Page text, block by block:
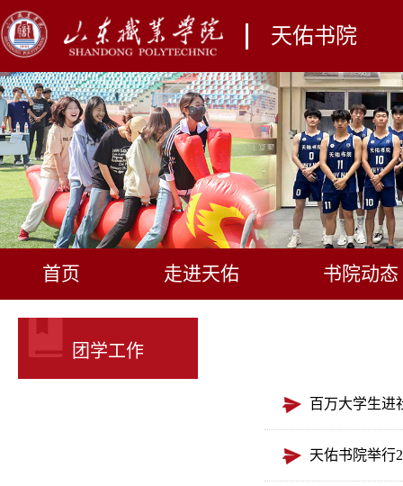
天佑书院
首页 走进天佑 书院动态
团学工作
百万大学生进
天佑书院举行